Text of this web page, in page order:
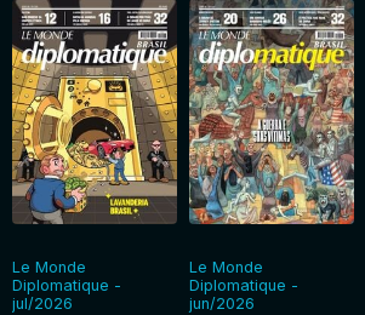
Le Monde
Diplomatique -
jul/2026
Le Monde
Diplomatique -
jun/2026